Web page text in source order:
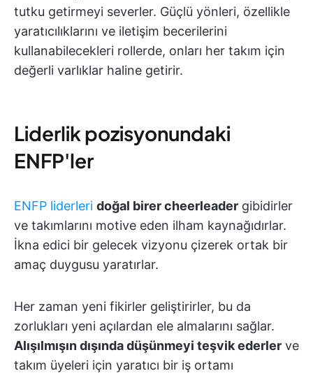
tutku getirmeyi severler. Güçlü yönleri, özellikle
yaratıcılıklarını ve iletişim becerilerini
kullanabilecekleri rollerde, onları her takım için
değerli varlıklar haline getirir.
Liderlik pozisyonundaki
ENFP'ler
ENFP liderleri doğal birer cheerleader gibidirler
ve takımlarını motive eden ilham kaynağıdırlar.
İkna edici bir gelecek vizyonu çizerek ortak bir
amaç duygusu yaratırlar.
Her zaman yeni fikirler geliştirirler, bu da
zorlukları yeni açılardan ele almalarını sağlar.
Alışılmışın dışında düşünmeyi teşvik ederler ve
takım üyeleri için yaratıcı bir iş ortamı